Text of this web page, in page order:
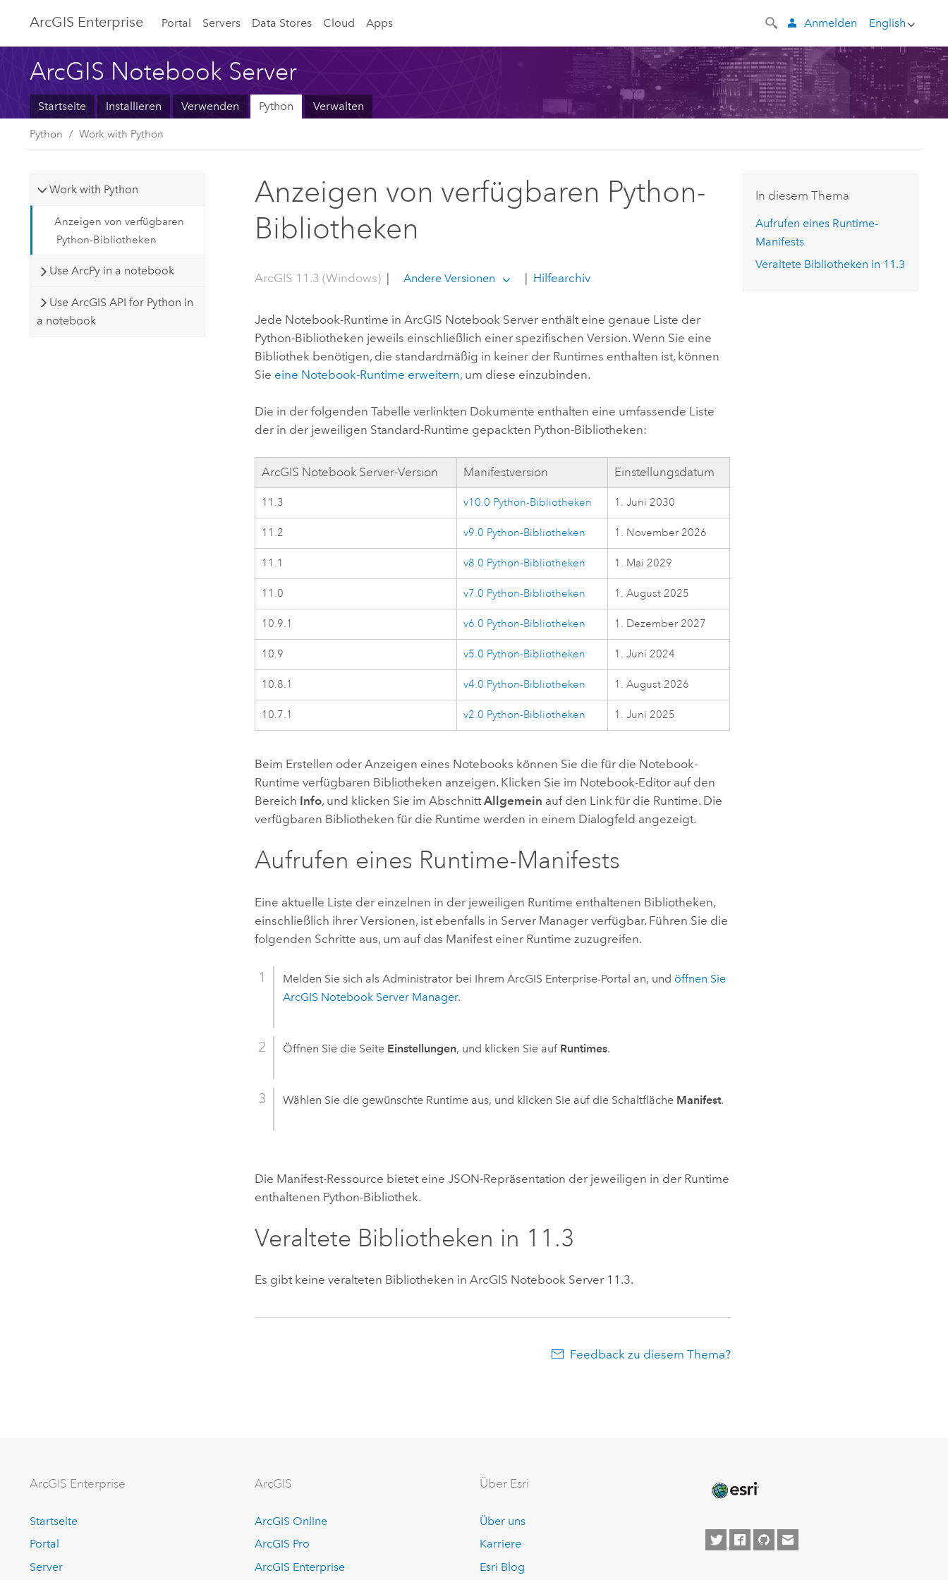
ArcGIS Enterprise Portal Servers Data Stores Cloud Apps English
Anmelden
ArcGIS Notebook Server
Startseite Installieren Verwenden Python Verwalten
Python Work with Python
Work with Python
Anzeigen von verfügbaren
Python-Bibliotheken
Use ArcPy in a notebook
Use ArcGIS API for Python in
a notebook
Anzeigen von verfügbaren Python-
Bibliotheken
ArcGIS 11.3 (Windows) | Andere Versionen | Hilfearchiv
Jede Notebook-Runtime inArcGIS Notebook Server enthält eine genaue Liste der
Python-Bibliotheken jeweils einschließlich einer spezifischen Version. Wenn Sie eine
Bibliothek benötigen, die standardmäßig in keiner der Runtimes enthalten ist, können
Sie eine Notebook-Runtime erweitern, um diese einzubinden.
Die in der folgenden Tabelle verlinkten Dokumente enthalten eine umfassende Liste
der in der jeweiligen Standard-Runtime gepackten Python-Bibliotheken:
ArcGIS Notebook Server-Version Manifestversion Einstellungsdatum
11.3 v10.0 Python-Bibliotheken 1. Juni 2030
11.2 v9.0 Python-Bibliotheken 1. November 2026
11.1 v8.0 Python-Bibliotheken 1. Mai 2029
11.0 v7.0 Python-Bibliotheken 1. August 2025
10.9.1 v6.0 Python-Bibliotheken 1. Dezember 2027
10.9 v5.0 Python-Bibliotheken 1. Juni 2024
10.8.1 v4.0 Python-Bibliotheken 1. August 2026
10.7.1 v2.0 Python-Bibliotheken 1. Juni 2025
Beim Erstellen oder Anzeigen eines Notebooks können Sie die für die Notebook-
Runtime verfügbaren Bibliotheken anzeigen. Klicken Sie im Notebook-Editor auf den
Bereich Info, und klicken Sie im AbschnittAllgemein auf den Link für die Runtime. Die
verfügbaren Bibliotheken für die Runtime werden in einem Dialogfeld angezeigt.
Aufrufen eines Runtime-Manifests
Eine aktuelle Liste der einzelnen in der jeweiligen Runtime enthaltenen Bibliotheken,
einschließlich ihrer Versionen, ist ebenfalls in Server Manager verfügbar. Führen Sie die
folgenden Schritte aus, um auf das Manifest einer Runtime zuzugreifen.
Melden Sie sich als Administrator bei IhremArcGIS Enterprise-Portal an, und öffnen Sie
ArcGIS Notebook Server Manager.
Öffnen Sie die Seite Einstellungen, und klicken Sie auf Runtimes.
Wählen Sie die gewünschte Runtime aus, und klicken Sie auf die Schaltfläche Manifest.
Die Manifest-Ressource bietet eine JSON-Repräsentation der jeweiligen in der Runtime
enthaltenen Python-Bibliothek.
Veraltete Bibliotheken in 11.3
Es gibt keine veralteten Bibliotheken inArcGIS Notebook Server 11.3.
Feedback zu diesem Thema?
In diesem Thema
Aufrufen eines Runtime-
Manifests
Veraltete Bibliotheken in 11.3
ArcGIS Enterprise
Startseite
Portal
Server
ArcGIS
ArcGIS Online
ArcGIS Pro
ArcGIS Enterprise
Über Esri
Über uns
Karriere
Esri Blog